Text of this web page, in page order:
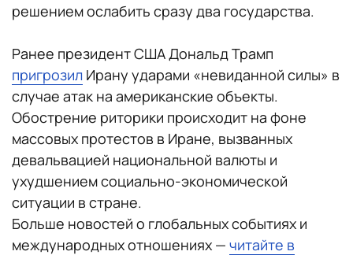
решением ослабить сразу два государства.
Ранее президент США Дональд Трамп
пригрозил Ирану ударами «невиданной силы» в
случае атак на американские объекты.
Обострение риторики происходит на фоне
массовых протестов в Иране, вызванных
девальвацией национальной валюты и
ухудшением социально-экономической
ситуации в стране.
Больше новостей о глобальных событиях и
международных отношениях — читайте в